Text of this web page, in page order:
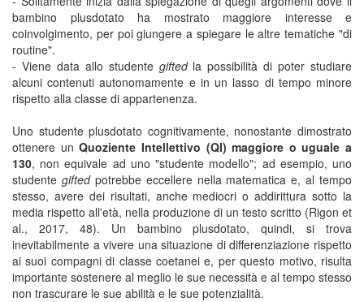
bambino plusdotato ha mostrato maggiore interesse e
coinvolgimento, per poi giungere a spiegare le altre tematiche "di
routine".
- Viene data allo studente gifted la possibilità di poter studiare
alcuni contenuti autonomamente e in un lasso di tempo minore
rispetto alla classe di appartenenza.
Uno studente plusdotato cognitivamente, nonostante dimostrato
ottenere unQuoziente Intellettivo (QI) maggiore o uguale a
130, non equivale ad uno "studente modello"; ad esempio, uno
studente gifted potrebbe eccellere nella matematica e, al tempo
stesso, avere dei risultati, anche mediocri o addirittura sotto la
media rispetto all'età, nella produzione di un testo scritto (Rigon et
al., 2017, 48). Un bambino plusdotato, quindi, si trova
inevitabilmente a vivere una situazione di differenziazione rispetto
ai suoi compagni di classe coetanei e, per questo motivo, risulta
importante sostenere al meglio le sue necessità e al tempo stesso
non trascurare le sue abilità e le sue potenzialità.